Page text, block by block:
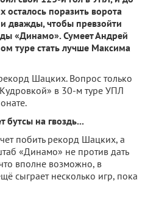
поразить ворота
дважды, чтобы превзойти
«Динамо». Сумеет Андрей
туре стать лучше Максима
Шацких. Вопрос только
в 30-м туре УПЛ
на гвоздь...
побить рекорд Шацких, а
«Динамо» не против дать
вполне возможно, в
сыграет несколько игр, пока